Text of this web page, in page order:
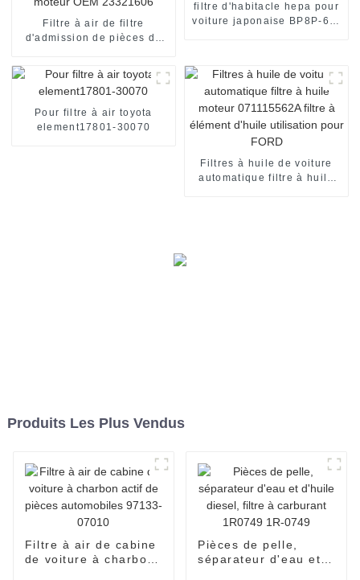
Filtre à air de filtre
d'admission de pièces de
filtre d'habitacle hepa pour
voiture japonaise BP8P-61-
Pour filtre à air toyota
element17801-30070
Filtres à huile de voiture
automatique filtre à huile
Produits Les Plus Vendus
Filtre à air de cabine
de voiture à charbon
Pièces de pelle,
séparateur d'eau et